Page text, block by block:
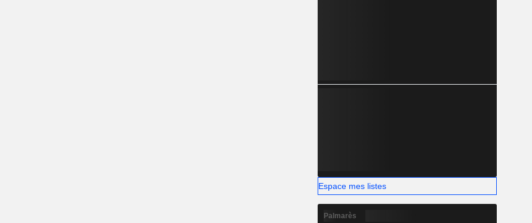
Espace mes listes
Palmarès